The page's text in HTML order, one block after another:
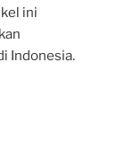
ini
Indonesia.